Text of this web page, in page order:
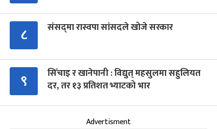
८ संसद्‍मा रास्वपा सांसदले खोजे सरकार
९
सिँचाइ र खानेपानी : विद्युत् महसुलमा सहुलियत
दर, तर १३ प्रतिशत भ्याटको भार
Advertisment